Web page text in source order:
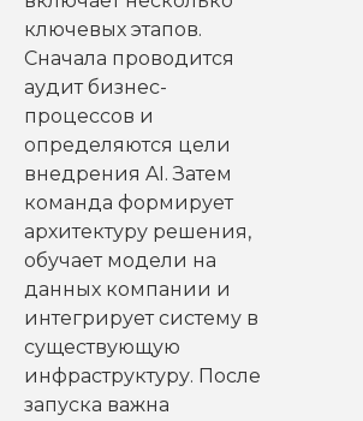
ключевых этапов.
Сначала проводится
аудит бизнес-
процессов и
определяются цели
внедрения AI. Затем
команда формирует
архитектуру решения,
обучает модели на
данных компании и
интегрирует систему в
существующую
инфраструктуру. После
запуска важна